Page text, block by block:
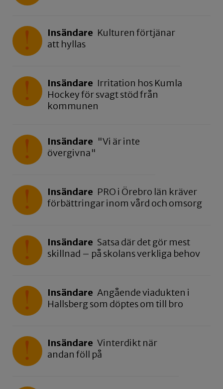
Insändare Kulturen förtjänar
att hyllas
Insändare Irritation hos Kumla
Hockey för svagt stöd från
kommunen
Insändare "Vi är inte
övergivna"
Insändare PRO i Örebro län kräver
förbättringar inom vård och omsorg
Insändare Satsa där det gör mest
skillnad – på skolans verkliga behov
Insändare Angående viadukten i
Hallsberg som döptes om till bro
Insändare Vinterdikt när
andan föll på